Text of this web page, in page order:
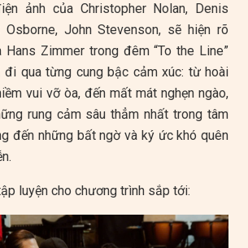
ảnh của Christopher Nolan, Denis
Osborne, John Stevenson, sẽ hiện rõ
Hans Zimmer trong đêm “To the Line”
đi qua từng cung bậc cảm xúc: từ hoài
vui vỡ òa, đến mất mát nghẹn ngào,
rung cảm sâu thẳm nhất trong tâm
đến những bất ngờ và ký ức khó quên
luyện cho chương trình sắp tới: